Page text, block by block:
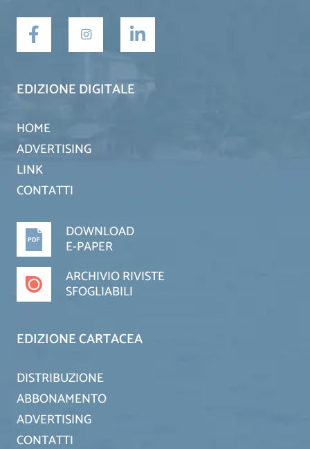
EDIZIONE DIGITALE
HOME
ADVERTISING
LINK
CONTATTI
DOWNLOAD
E-PAPER
ARCHIVIO RIVISTE
SFOGLIABILI
EDIZIONE CARTACEA
DISTRIBUZIONE
ABBONAMENTO
ADVERTISING
CONTATTI